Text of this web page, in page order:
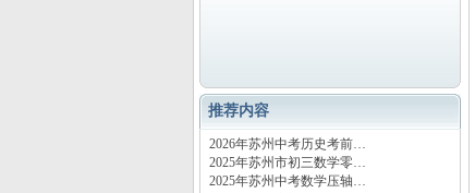
推荐内容
2026年苏州中考历史考前…
2025年苏州市初三数学零…
2025年苏州中考数学压轴…